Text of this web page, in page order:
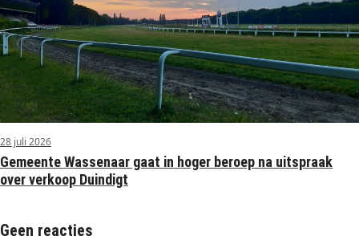
28 juli 2026
Gemeente Wassenaar gaat in hoger beroep na uitspraak
over verkoop Duindigt
Geen reacties